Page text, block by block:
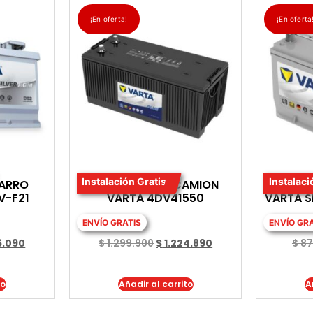
F21
¡En oferta!
Instalación Gratis
BATERIA PARA CAMION
VARTA 4DV41550
ENVÍO GRATIS
$1.299.900 $1.224.890
Añadir al carrito
¡En oferta!
VARTA
ENVÍO
$